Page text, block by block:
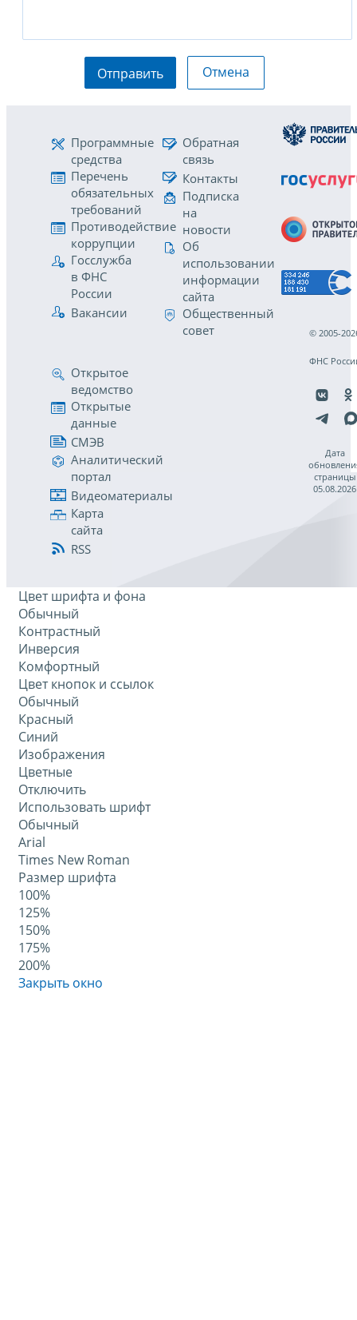
Отправить Отмена
Программные
средства
Перечень
обязательных
требований
Противодействие
коррупции
Госслужба
в ФНС
России
Вакансии
Обратная
связь
Контакты
Подписка
на
новости
Об
использовании
информации
сайта
Общественный
совет
Открытое
ведомство
Открытые
данные
СМЭВ
Аналитический
портал
Видеоматериалы
Карта
сайта
RSS
© 2005-
ФНС
Дата
страницы
05.08.2026
Цвет шрифта и фона
Обычный
Контрастный
Инверсия
Комфортный
Цвет кнопок и ссылок
Обычный
Красный
Синий
Изображения
Цветные
Отключить
Использовать шрифт
Обычный
Arial
Times New Roman
Размер шрифта
100%
125%
150%
175%
200%
Закрыть окно